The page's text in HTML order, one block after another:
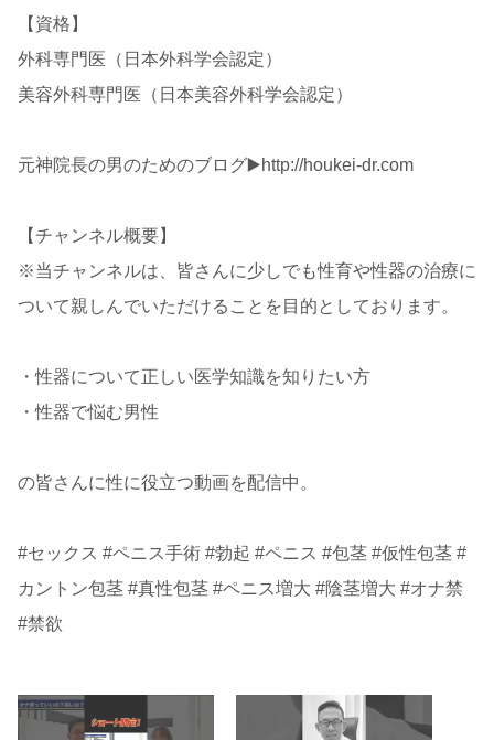
【資格】
外科専門医（日本外科学会認定）
美容外科専門医（日本美容外科学会認定）
元神院長の男のためのブログ▶️http://houkei-dr.com
【チャンネル概要】
※当チャンネルは、皆さんに少しでも性育や性器の治療に
ついて親しんでいただけることを目的としております。
・性器について正しい医学知識を知りたい方
・性器で悩む男性
の皆さんに性に役立つ動画を配信中。
#セックス #ペニス手術 #勃起 #ペニス #包茎 #仮性包茎 #
カントン包茎 #真性包茎 #ペニス増大 #陰茎増大 #オナ禁
#禁欲